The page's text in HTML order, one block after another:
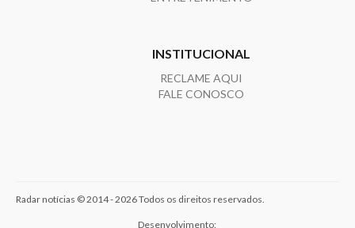
INSTITUCIONAL
RECLAME AQUI
FALE CONOSCO
Radar notícias © 2014 - 2026 Todos os direitos reservados.
Desenvolvimento: